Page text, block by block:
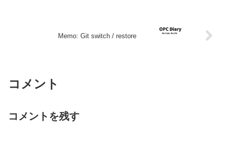
Memo: Git switch / restore
コメント
コメントを残す